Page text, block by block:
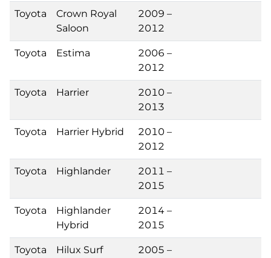
Toyota
Crown Royal
Saloon
2009 –
2012
Toyota Estima
2006 –
2012
Toyota Harrier
2010 –
2013
Toyota Harrier Hybrid
2010 –
2012
Toyota Highlander
2011 –
2015
Toyota
Highlander
Hybrid
2014 –
2015
Toyota Hilux Surf 2005 –